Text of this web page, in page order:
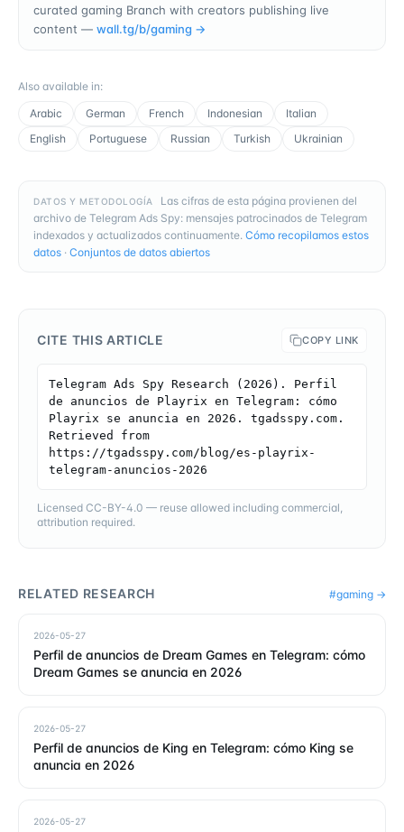
curated gaming Branch with creators publishing live
content — wall.tg/b/gaming →
Also available in:
Arabic
German French Indonesian
Italian
English
Portuguese Russian Turkish Ukrainian
DATOS Y METODOLOGÍA
Las cifras de esta página provienen del
archivo de Telegram Ads Spy: mensajes patrocinados de Telegram
indexados y actualizados continuamente. Cómo recopilamos estos
datos · Conjuntos de datos abiertos
CITE THIS ARTICLE COPY LINK
Telegram Ads Spy Research (2026). Perfil
de anuncios de Playrix en Telegram: cómo
Playrix se anuncia en 2026. tgadsspy.com.
Retrieved from
https://tgadsspy.com/blog/es-playrix-
telegram-anuncios-2026
Licensed CC-BY-4.0 — reuse allowed including commercial,
attribution required.
RELATED RESEARCH #gaming →
2026-05-27
Perfil de anuncios de Dream Games en Telegram: cómo
Dream Games se anuncia en 2026
2026-05-27
Perfil de anuncios de King en Telegram: cómo King se
anuncia en 2026
2026-05-27